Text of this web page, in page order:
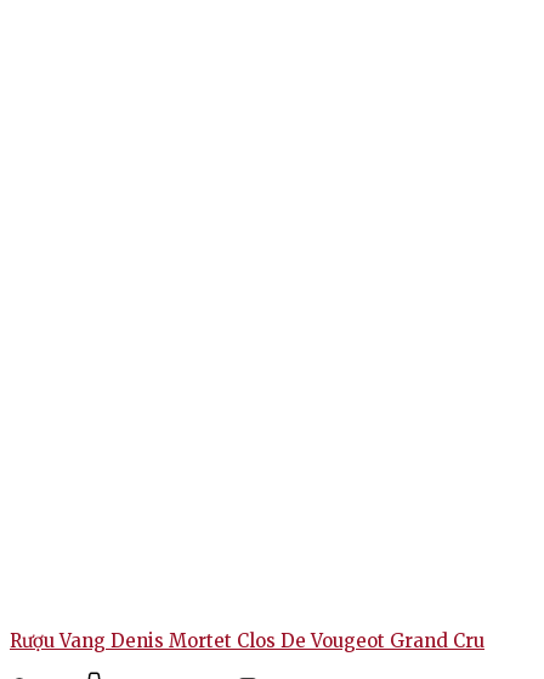
Rượu Vang Denis Mortet Clos De Vougeot Grand Cru